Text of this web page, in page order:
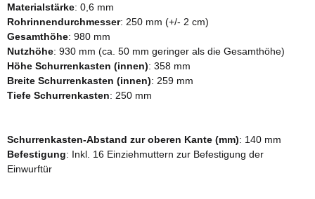
Materialstärke: 0,6 mm
Rohrinnendurchmesser: 250 mm (+/- 2 cm)
Gesamthöhe: 980 mm
Nutzhöhe: 930 mm (ca. 50 mm geringer als die Gesamthöhe)
Höhe Schurrenkasten (innen): 358 mm
Breite Schurrenkasten (innen): 259 mm
Tiefe Schurrenkasten: 250 mm
Schurrenkasten-Abstand zur oberen Kante (mm): 140 mm
Befestigung: Inkl. 16 Einziehmuttern zur Befestigung der
Einwurftür